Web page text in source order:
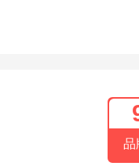
品